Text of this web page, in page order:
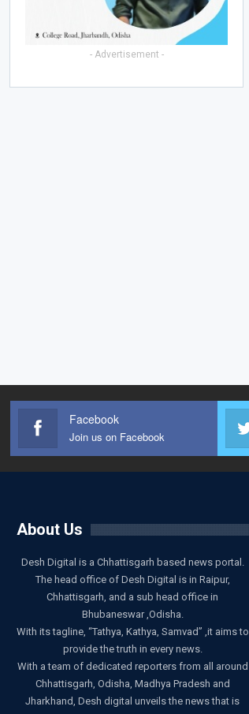
- Advertisement -
Facebook
Join us on Facebook
About Us
Desh Digital is a Chhattisgarh based news portal.
The head office of Desh Digital is in Raipur,
Chhattisgarh, and a sub head office in
Bhubaneswar ,Odisha.
With its tagline, “Tathya, Kathya, Samvad” ,it aims to
provide the truth in every news.
With a team of dedicated reporters from all around
Chhattisgarh, Odisha, Madhya Pradesh and
Jharkhand, Desh digital unveils the news that is